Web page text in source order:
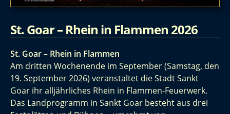
St. Goar – Rhein in Flammen 2026
St. Goar – Rhein in Flammen
Am dritten Wochenende im September (Samstag, den
19. September 2026) veranstaltet die Stadt Sankt
Goar ihr alljährliches Rhein in Flammen-Feuerwerk.
Das Landprogramm in Sankt Goar besteht aus drei